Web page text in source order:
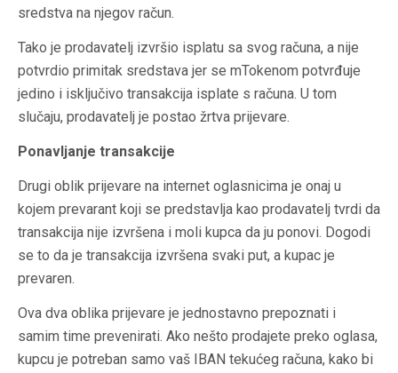
sredstva na njegov račun.
Tako je prodavatelj izvršio isplatu sa svog računa, a nije
potvrdio primitak sredstava jer se mTokenom potvrđuje
jedino i isključivo transakcija isplate s računa. U tom
slučaju, prodavatelj je postao žrtva prijevare.
Ponavljanje transakcije
Drugi oblik prijevare na internet oglasnicima je onaj u
kojem prevarant koji se predstavlja kao prodavatelj tvrdi da
transakcija nije izvršena i moli kupca da ju ponovi. Dogodi
se to da je transakcija izvršena svaki put, a kupac je
prevaren.
Ova dva oblika prijevare je jednostavno prepoznati i
samim time prevenirati. Ako nešto prodajete preko oglasa,
kupcu je potreban samo vaš IBAN tekućeg računa, kako bi